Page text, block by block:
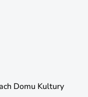
Domu Kultury